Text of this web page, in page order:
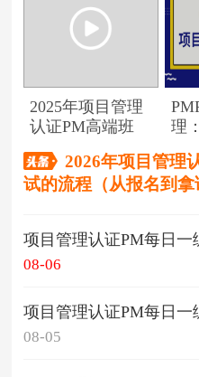
2025年项目管理
认证PM高端班
理
2026年项目管理
试的流程（从报名到拿
项目管理认证PM每日一
08-06
项目管理认证PM每日一
08-05